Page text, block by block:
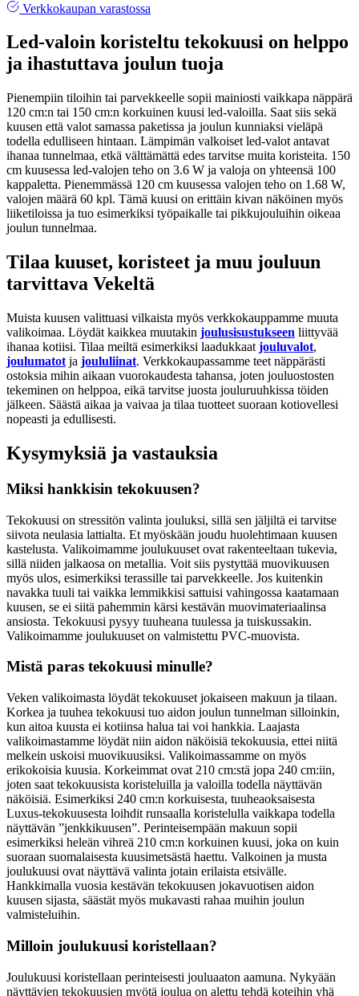
Verkkokaupan varastossa
Led-valoin koristeltu tekokuusi on helppo
ja ihastuttava joulun tuoja
Pienempiin tiloihin tai parvekkeelle sopii mainiosti vaikkapa näppärä
120 cm:n tai 150 cm:n korkuinen kuusi led-valoilla. Saat siis sekä
kuusen että valot samassa paketissa ja joulun kunniaksi vieläpä
todella edulliseen hintaan. Lämpimän valkoiset led-valot antavat
ihanaa tunnelmaa, etkä välttämättä edes tarvitse muita koristeita. 150
cm kuusessa led-valojen teho on 3.6 W ja valoja on yhteensä 100
kappaletta. Pienemmässä 120 cm kuusessa valojen teho on 1.68 W,
valojen määrä 60 kpl. Tämä kuusi on erittäin kivan näköinen myös
liiketiloissa ja tuo esimerkiksi työpaikalle tai pikkujouluihin oikeaa
joulun tunnelmaa.
Tilaa kuuset, koristeet ja muu jouluun
tarvittava Vekeltä
Muista kuusen valittuasi vilkaista myös verkkokauppamme muuta
valikoimaa. Löydät kaikkea muutakin joulusisustukseen liittyvää
ihanaa kotiisi. Tilaa meiltä esimerkiksi laadukkaat jouluvalot,
joulumatot ja joululiinat. Verkkokaupassamme teet näppärästi
ostoksia mihin aikaan vuorokaudesta tahansa, joten jouluostosten
tekeminen on helppoa, eikä tarvitse juosta jouluruuhkissa töiden
jälkeen. Säästä aikaa ja vaivaa ja tilaa tuotteet suoraan kotiovellesi
nopeasti ja edullisesti.
Kysymyksiä ja vastauksia
Miksi hankkisin tekokuusen?
Tekokuusi on stressitön valinta jouluksi, sillä sen jäljiltä ei tarvitse
siivota neulasia lattialta. Et myöskään joudu huolehtimaan kuusen
kastelusta. Valikoimamme joulukuuset ovat rakenteeltaan tukevia,
sillä niiden jalkaosa on metallia. Voit siis pystyttää muovikuusen
myös ulos, esimerkiksi terassille tai parvekkeelle. Jos kuitenkin
navakka tuuli tai vaikka lemmikkisi sattuisi vahingossa kaatamaan
kuusen, se ei siitä pahemmin kärsi kestävän muovimateriaalinsa
ansiosta. Tekokuusi pysyy tuuheana tuulessa ja tuiskussakin.
Valikoimamme joulukuuset on valmistettu PVC-muovista.
Mistä paras tekokuusi minulle?
Veken valikoimasta löydät tekokuuset jokaiseen makuun ja tilaan.
Korkea ja tuuhea tekokuusi tuo aidon joulun tunnelman silloinkin,
kun aitoa kuusta ei kotiinsa halua tai voi hankkia. Laajasta
valikoimastamme löydät niin aidon näköisiä tekokuusia, ettei niitä
melkein uskoisi muovikuusiksi. Valikoimassamme on myös
erikokoisia kuusia. Korkeimmat ovat 210 cm:stä jopa 240 cm:iin,
joten saat tekokuusista koristeluilla ja valoilla todella näyttävän
näköisiä. Esimerkiksi 240 cm:n korkuisesta, tuuheaoksaisesta
Luxus-tekokuusesta loihdit runsaalla koristelulla vaikkapa todella
näyttävän ”jenkkikuusen”. Perinteisempään makuun sopii
esimerkiksi heleän vihreä 210 cm:n korkuinen kuusi, joka on kuin
suoraan suomalaisesta kuusimetsästä haettu. Valkoinen ja musta
joulukuusi ovat näyttävä valinta jotain erilaista etsivälle.
Hankkimalla vuosia kestävän tekokuusen jokavuotisen aidon
kuusen sijasta, säästät myös mukavasti rahaa muihin joulun
valmisteluihin.
Milloin joulukuusi koristellaan?
Joulukuusi koristellaan perinteisesti jouluaaton aamuna. Nykyään
näyttävien tekokuusien myötä joulua on alettu tehdä koteihin yhä